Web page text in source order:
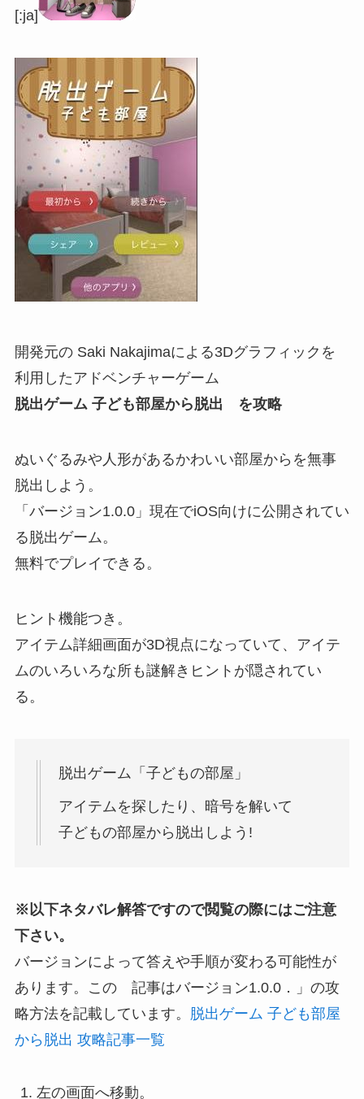
[:ja]
開発元の Saki Nakajimaによる3Dグラフィックを
利用したアドベンチャーゲーム
脱出ゲーム 子ども部屋から脱出 を攻略
ぬいぐるみや人形があるかわいい部屋からを無事
脱出しよう。
「バージョン1.0.0」現在でiOS向けに公開されてい
る脱出ゲーム。
無料でプレイできる。
ヒント機能つき。
アイテム詳細画面が3D視点になっていて、アイテ
ムのいろいろな所も謎解きヒントが隠されてい
る。
脱出ゲーム「子どもの部屋」
アイテムを探したり、暗号を解いて
子どもの部屋から脱出しよう!
※以下ネタバレ解答ですので閲覧の際にはご注意
下さい。
バージョンによって答えや手順が変わる可能性が
あります。この 記事はバージョン1.0.0．」の攻
略方法を記載しています。 脱出ゲーム 子ども部屋
から脱出 攻略記事一覧
左の画面へ移動。